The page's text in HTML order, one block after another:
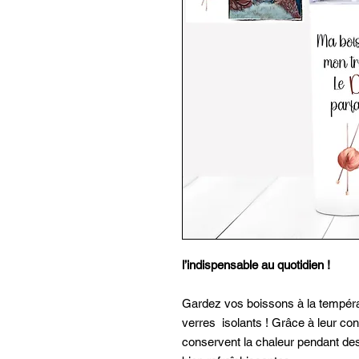
l’indispensable au quotidien !
Gardez vos boissons à la
verres isolants ! Grâce à leur
conservent la chaleur pendant